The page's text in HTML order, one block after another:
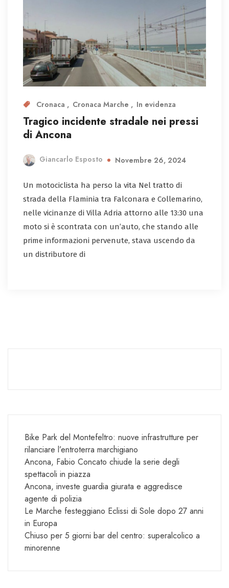
Cronaca Cronaca Marche In evidenza
Tragico incidente stradale nei pressi
di Ancona
Giancarlo Esposto Novembre 26, 2024
Un motociclista ha perso la vita Nel tratto di
strada della Flaminia tra Falconara e Collemarino,
nelle vicinanze di Villa Adria attorno alle 13:30 una
moto si è scontrata con un’auto, che stando alle
prime informazioni pervenute, stava uscendo da
un distributore di
Bike Park del Montefeltro: nuove infrastrutture per
rilanciare l’entroterra marchigiano
Ancona, Fabio Concato chiude la serie degli
spettacoli in piazza
Ancona, investe guardia giurata e aggredisce
agente di polizia
Le Marche festeggiano Eclissi di Sole dopo 27 anni
in Europa
Chiuso per 5 giorni bar del centro: superalcolico a
minorenne